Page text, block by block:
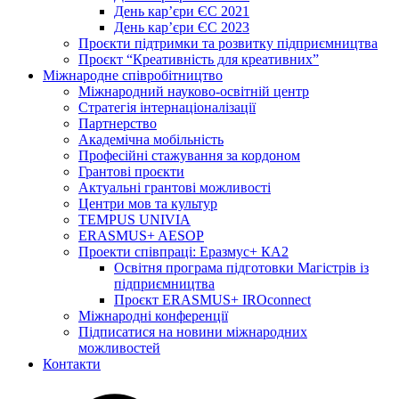
День кар’єри ЄС 2021
День кар’єри ЄС 2023
Проєкти підтримки та розвитку підприємництва
Проєкт “Креативність для креативних”
Міжнародне співробітництво
Міжнародний науково-освітній центр
Стратегія інтернаціоналізації
Партнерство
Академічна мобільність
Професійні стажування за кордоном
Грантові проєкти
Актуальні грантові можливості
Центри мов та культур
TEMPUS UNIVIA
ERASMUS+ AESOP
Проекти співпраці: Еразмус+ КА2
Освітня програма підготовки Магістрів із
підприємництва
Проєкт ERASMUS+ IROconnect
Міжнародні конференції
Підписатися на новини міжнародних
можливостей
Контакти